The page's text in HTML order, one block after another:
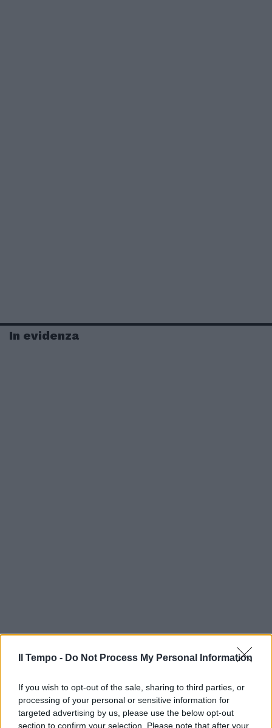
Il Tempo - Do Not Process My Personal Information
If you wish to opt-out of the sale, sharing to third parties, or
processing of your personal or sensitive information for
targeted advertising by us, please use the below opt-out
section to confirm your selection. Please note that after your
In evidenza